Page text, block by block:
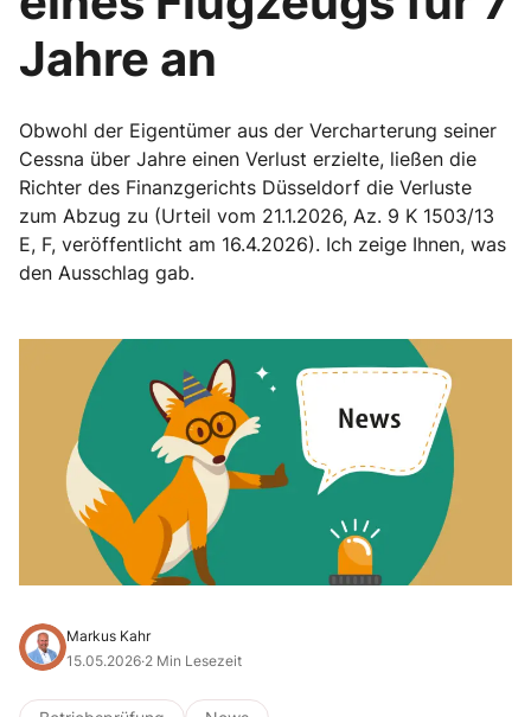
Jahre an
Obwohl der Eigentümer aus der Vercharterung seiner
Cessna über Jahre einen Verlust erzielte, ließen die
Richter des Finanzgerichts Düsseldorf die Verluste
zum Abzug zu (Urteil vom 21.1.2026, Az. 9 K 1503/13
E, F, veröffentlicht am 16.4.2026). Ich zeige Ihnen, was
den Ausschlag gab.
Markus Kahr
15.05.2026·2 Min Lesezeit